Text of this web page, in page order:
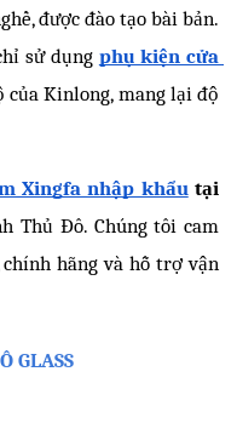
được đào tạo bài bản.
sử dụng phụ kiện cửa
của Kinlong, mang lại độ
Xingfa nhập khẩu tại
Thủ Đô. Chúng tôi cam
hãng và hỗ trợ vận
GLASS